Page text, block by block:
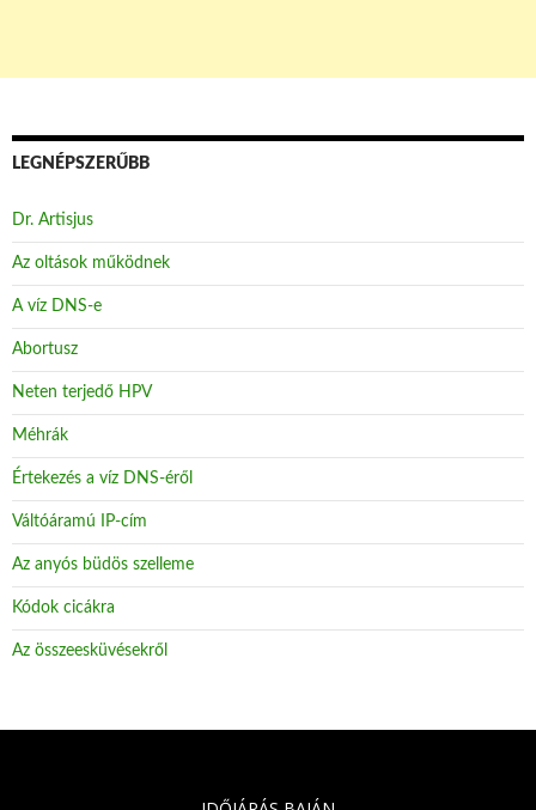
LEGNÉPSZERŰBB
Dr. Artisjus
Az oltások működnek
A víz DNS-e
Abortusz
Neten terjedő HPV
Méhrák
Értekezés a víz DNS-éről
Váltóáramú IP-cím
Az anyós büdös szelleme
Kódok cicákra
Az összeesküvésekről